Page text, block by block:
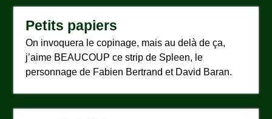
Petits papiers
On invoquera le copinage, mais au delà de ça,
j’aime BEAUCOUP ce strip de Spleen, le
personnage de Fabien Bertrand et David Baran.